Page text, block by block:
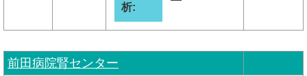
析:
前田病院腎センター